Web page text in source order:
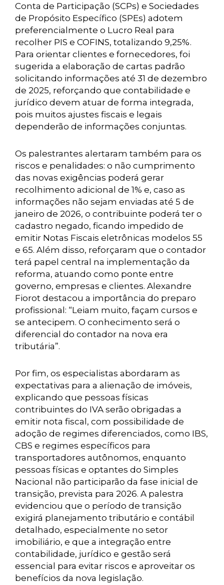
Conta de Participação (SCPs) e Sociedades
de Propósito Específico (SPEs) adotem
preferencialmente o Lucro Real para
recolher PIS e COFINS, totalizando 9,25%.
Para orientar clientes e fornecedores, foi
sugerida a elaboração de cartas padrão
solicitando informações até 31 de dezembro
de 2025, reforçando que contabilidade e
jurídico devem atuar de forma integrada,
pois muitos ajustes fiscais e legais
dependerão de informações conjuntas.
Os palestrantes alertaram também para os
riscos e penalidades: o não cumprimento
das novas exigências poderá gerar
recolhimento adicional de 1% e, caso as
informações não sejam enviadas até 5 de
janeiro de 2026, o contribuinte poderá ter o
cadastro negado, ficando impedido de
emitir Notas Fiscais eletrônicas modelos 55
e 65. Além disso, reforçaram que o contador
terá papel central na implementação da
reforma, atuando como ponte entre
governo, empresas e clientes. Alexandre
Fiorot destacou a importância do preparo
profissional: “Leiam muito, façam cursos e
se antecipem. O conhecimento será o
diferencial do contador na nova era
tributária”.
Por fim, os especialistas abordaram as
expectativas para a alienação de imóveis,
explicando que pessoas físicas
contribuintes do IVA serão obrigadas a
emitir nota fiscal, com possibilidade de
adoção de regimes diferenciados, como IBS,
CBS e regimes específicos para
transportadores autônomos, enquanto
pessoas físicas e optantes do Simples
Nacional não participarão da fase inicial de
transição, prevista para 2026. A palestra
evidenciou que o período de transição
exigirá planejamento tributário e contábil
detalhado, especialmente no setor
imobiliário, e que a integração entre
contabilidade, jurídico e gestão será
essencial para evitar riscos e aproveitar os
benefícios da nova legislação.